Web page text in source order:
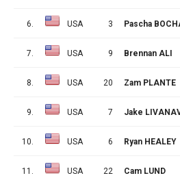
6. USA 3 Pascha
7. USA 9 Brennan ALI
8. USA 20 Zam PLANTE
9. USA 7 Jake
10. USA 6 Ryan HEALEY
11. USA 22 Cam LUND